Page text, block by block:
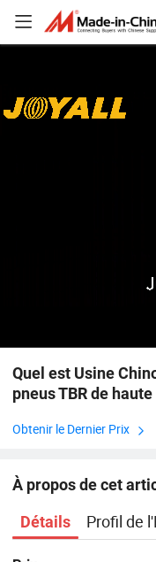
Quel est Usine
pneus TBR de
Obtenir le Dernier Prix
À propos de cet
Détails Profil de